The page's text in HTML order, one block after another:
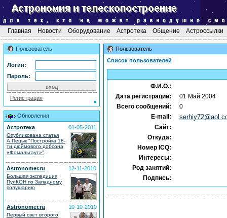
Главная Новости Оборудование Астротека Общение Астроссылки
Пользователь
Логин:
Пароль:
Регистрация
Обновления
Астротека
01-05-2011
Опубликована статья
А.Пецык "Постройка 18-
ти дюймового добсона
«Фомальгаут»"
Astronomer.ru 12-11-2010
Большая экспедиция
ПулКОН по Западному
полушарию
Astronomer.ru 10-10-2010
Первый свет второго
Пользователь
Список пользователей
Ф.И.О.:
Дата регистрации:
01 Май 2004
Всего сообщений:
0
E-mail:
Сайт:
Откуда:
Номер ICQ:
Интересы:
Род занятий:
Подпись: